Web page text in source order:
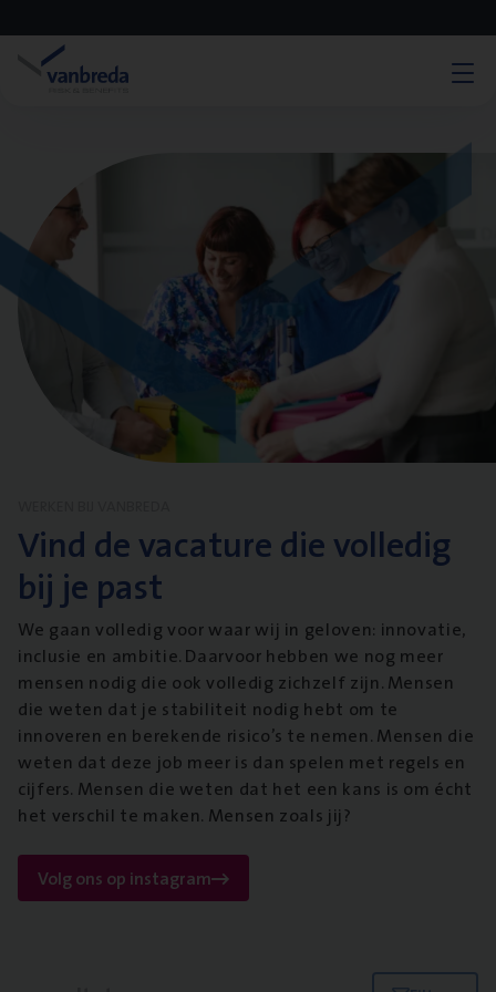
Vind de vacature die volledig
bij je past
We gaan volledig voor waar wij in geloven: innovatie,
inclusie en ambitie. Daarvoor hebben we nog meer
mensen nodig die ook volledig zichzelf zijn. Mensen
die weten dat je stabiliteit nodig hebt om te
innoveren en berekende risico’s te nemen. Mensen die
weten dat deze job meer is dan spelen met regels en
cijfers. Mensen die weten dat het een kans is om écht
het verschil te maken. Mensen zoals jij?
Volg ons op instagram